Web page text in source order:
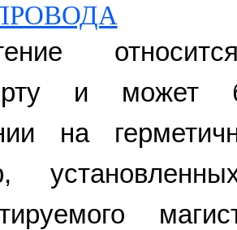
и может
на